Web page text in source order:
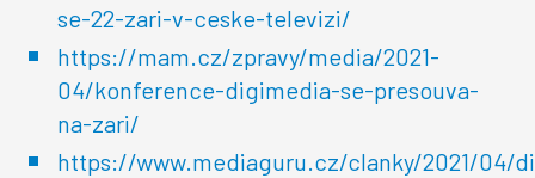
se-22-zari-v-ceske-televizi/
https://mam.cz/zpravy/media/2021-
04/konference-digimedia-se-presouva-
na-zari/
https://www.mediaguru.cz/clanky/2021/04/